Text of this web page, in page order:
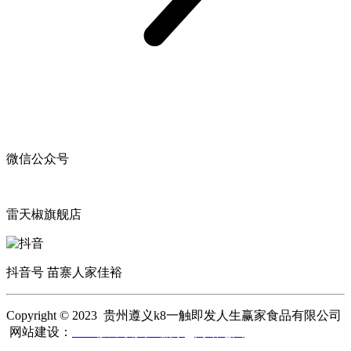
微信公众号
雷天椒旗舰店
抖音号 苗寨人家佳裕
Copyright © 2023 贵州遵义k8一触即发人生赢家食品有限公司
网站建设：